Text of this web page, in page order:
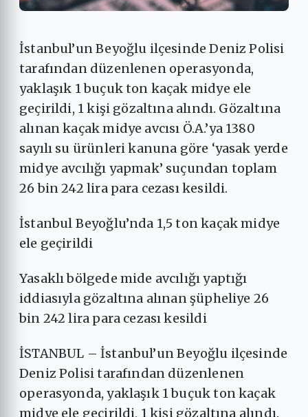
İstanbul’un Beyoğlu ilçesinde Deniz Polisi
tarafından düzenlenen operasyonda,
yaklaşık 1 buçuk ton kaçak midye ele
geçirildi, 1 kişi gözaltına alındı. Gözaltına
alınan kaçak midye avcısı Ö.A.’ya 1380
sayılı su ürünleri kanuna göre ‘yasak yerde
midye avcılığı yapmak’ suçundan toplam
26 bin 242 lira para cezası kesildi.
İstanbul Beyoğlu’nda 1,5 ton kaçak midye
ele geçirildi
Yasaklı bölgede mide avcılığı yaptığı
iddiasıyla gözaltına alınan şüpheliye 26
bin 242 lira para cezası kesildi
İSTANBUL – İstanbul’un Beyoğlu ilçesinde
Deniz Polisi tarafından düzenlenen
operasyonda, yaklaşık 1 buçuk ton kaçak
midye ele geçirildi, 1 kişi gözaltına alındı.